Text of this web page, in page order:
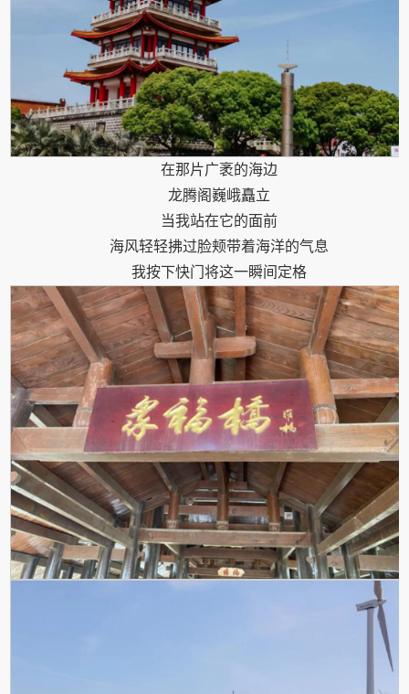
在那片广袤的海边
龙腾阁巍峨矗立
当我站在它的面前
海风轻轻拂过脸颊带着海洋的气息
我按下快门将这一瞬间定格